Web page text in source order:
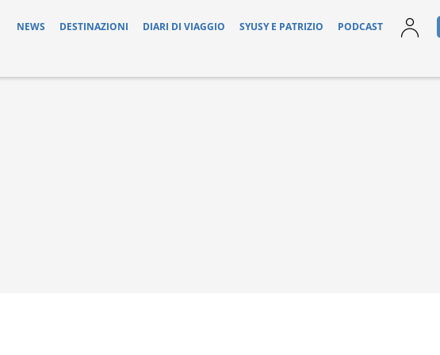
NEWS DESTINAZIONI DIARI DI VIAGGIO SYUSY E PATRIZIO PODCAST